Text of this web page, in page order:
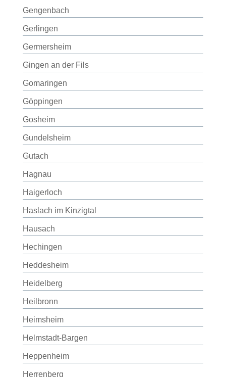
Gengenbach
Gerlingen
Germersheim
Gingen an der Fils
Gomaringen
Göppingen
Gosheim
Gundelsheim
Gutach
Hagnau
Haigerloch
Haslach im Kinzigtal
Hausach
Hechingen
Heddesheim
Heidelberg
Heilbronn
Heimsheim
Helmstadt-Bargen
Heppenheim
Herrenberg